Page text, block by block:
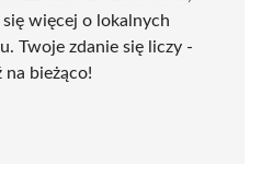
więcej o lokalnych
Twoje zdanie się liczy -
na bieżąco!